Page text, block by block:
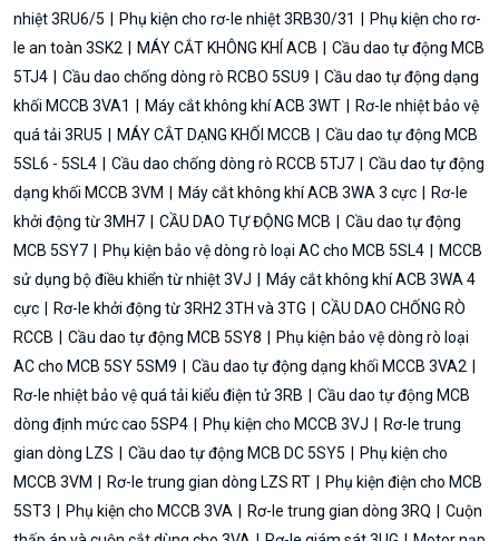
nhiệt 3RU6/5
Phụ kiện cho rơ-le nhiệt 3RB30/31
Phụ kiện cho rơ-
le an toàn 3SK2
MÁY CẮT KHÔNG KHÍ ACB
Cầu dao tự động MCB
5TJ4
Cầu dao chống dòng rò RCBO 5SU9
Cầu dao tự động dạng
khối MCCB 3VA1
Máy cắt không khí ACB 3WT
Rơ-le nhiệt bảo vệ
quá tải 3RU5
MÁY CẮT DẠNG KHỐI MCCB
Cầu dao tự động MCB
5SL6 - 5SL4
Cầu dao chống dòng rò RCCB 5TJ7
Cầu dao tự động
dạng khối MCCB 3VM
Máy cắt không khí ACB 3WA 3 cực
Rơ-le
khởi động từ 3MH7
CẦU DAO TỰ ĐỘNG MCB
Cầu dao tự động
MCB 5SY7
Phụ kiện bảo vệ dòng rò loại AC cho MCB 5SL4
MCCB
sử dụng bộ điều khiển từ nhiệt 3VJ
Máy cắt không khí ACB 3WA 4
cực
Rơ-le khởi động từ 3RH2 3TH và 3TG
CẦU DAO CHỐNG RÒ
RCCB
Cầu dao tự động MCB 5SY8
Phụ kiện bảo vệ dòng rò loại
AC cho MCB 5SY 5SM9
Cầu dao tự động dạng khối MCCB 3VA2
Rơ-le nhiệt bảo vệ quá tải kiểu điện tử 3RB
Cầu dao tự động MCB
dòng định mức cao 5SP4
Phụ kiện cho MCCB 3VJ
Rơ-le trung
gian dòng LZS
Cầu dao tự động MCB DC 5SY5
Phụ kiện cho
MCCB 3VM
Rơ-le trung gian dòng LZS RT
Phụ kiện điện cho MCB
5ST3
Phụ kiện cho MCCB 3VA Rơ-le trung gian dòng 3RQ
Cuộn